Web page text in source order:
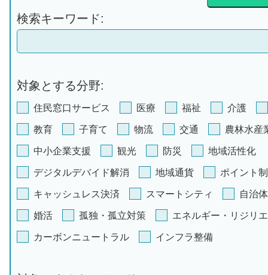
検索キーワード:
対象とする分野:
住民窓口サービス 医療 福祉 介護
教育 子育て 物流 交通 農林水産
中小企業支援 観光 防災 地域活性化
デジタルデバイド解消 地域通貨 ポイント
キャッシュレス決済 スマートシティ 自治
婚活 孤独・孤立対策 エネルギー・リジリ
カーボンニュートラル インフラ整備